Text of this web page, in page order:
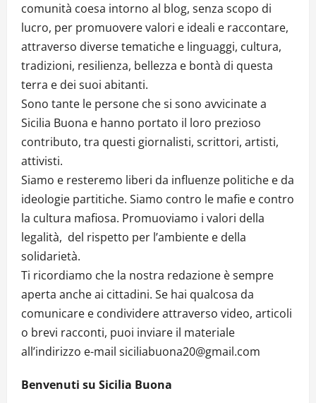
comunità coesa intorno al blog, senza scopo di
lucro, per promuovere valori e ideali e raccontare,
attraverso diverse tematiche e linguaggi, cultura,
tradizioni, resilienza, bellezza e bontà di questa
terra e dei suoi abitanti.
Sono tante le persone che si sono avvicinate a
Sicilia Buona e hanno portato il loro prezioso
contributo, tra questi giornalisti, scrittori, artisti,
attivisti.
Siamo e resteremo liberi da influenze politiche e da
ideologie partitiche. Siamo contro le mafie e contro
la cultura mafiosa. Promuoviamo i valori della
legalità, del rispetto per l’ambiente e della
solidarietà.
Ti ricordiamo che la nostra redazione è sempre
aperta anche ai cittadini. Se hai qualcosa da
comunicare e condividere attraverso video, articoli
o brevi racconti, puoi inviare il materiale
all’indirizzo e-mail siciliabuona20@gmail.com
Benvenuti su Sicilia Buona